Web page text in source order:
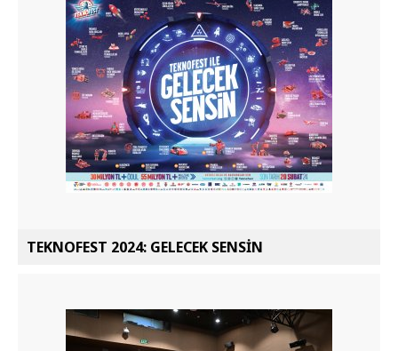
TEKNOFEST 2024: GELECEK SENSİN